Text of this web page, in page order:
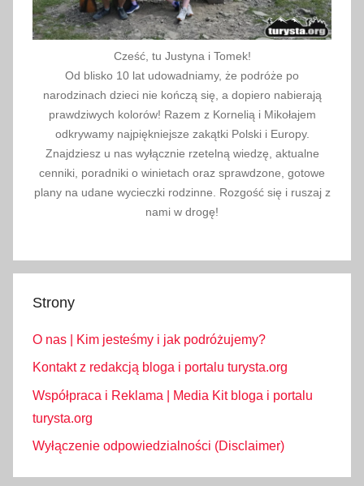
Cześć, tu Justyna i Tomek!
Od blisko 10 lat udowadniamy, że podróże po
narodzinach dzieci nie kończą się, a dopiero nabierają
prawdziwych kolorów! Razem z Kornelią i Mikołajem
odkrywamy najpiękniejsze zakątki Polski i Europy.
Znajdziesz u nas wyłącznie rzetelną wiedzę, aktualne
cenniki, poradniki o winietach oraz sprawdzone, gotowe
plany na udane wycieczki rodzinne. Rozgość się i ruszaj z
nami w drogę!
Strony
O nas | Kim jesteśmy i jak podróżujemy?
Kontakt z redakcją bloga i portalu turysta.org
Współpraca i Reklama | Media Kit bloga i portalu
turysta.org
Wyłączenie odpowiedzialności (Disclaimer)